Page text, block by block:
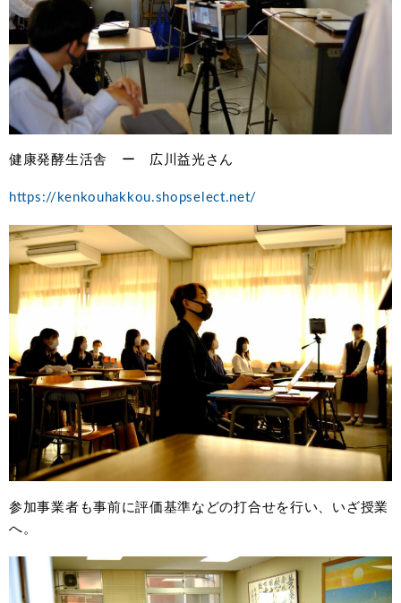
健康発酵生活舎 ー 広川益光さん
https://kenkouhakkou.shopselect.net/
参加事業者も事前に評価基準などの打合せを行い、いざ授業
へ。